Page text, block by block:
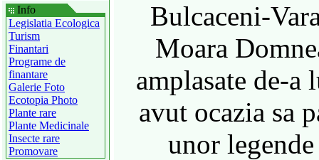
Info
Legislatia Ecologica
Turism
Finantari
Programe de
finantare
Galerie Foto
Ecotopia Photo
Plante rare
Plante Medicinale
Insecte rare
Promovare
Bulcaceni-
Moara
amplasate de-
avut ocazia sa
unor